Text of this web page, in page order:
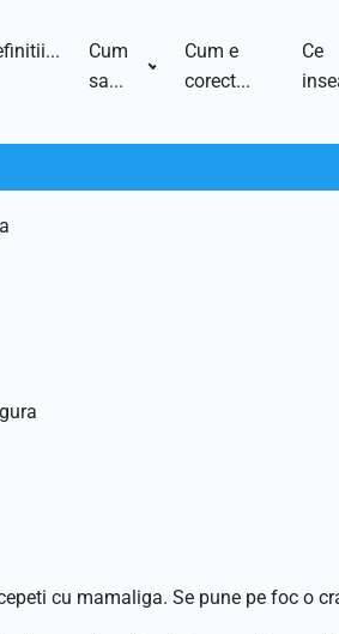
Cum
sa...
Cum e
corect...
Ce
cu mamaliga. Se pune pe foc o